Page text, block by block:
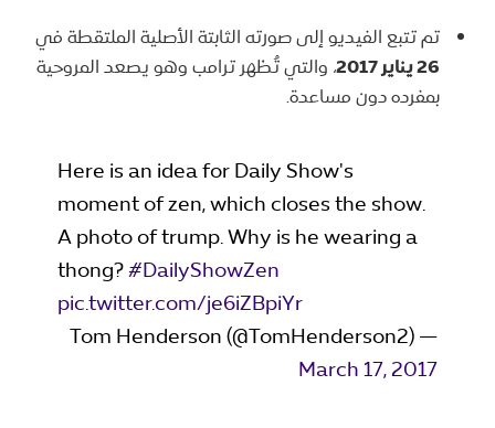
تم تتبع الفيديو إلى صورته الثابتة الأصلية الملتقطة في
26 يناير 2017
، والتي تُظهر ترامب وهو يصعد المروحية
بمفرده دون مساعدة.
Here is an idea for Daily Show's
moment of zen, which closes the show.
A photo of trump. Why is he wearing a
thong?#DailyShowZen
pic.twitter.com/je6iZBpiYr
— Tom Henderson (@TomHenderson2)
March 17, 2017